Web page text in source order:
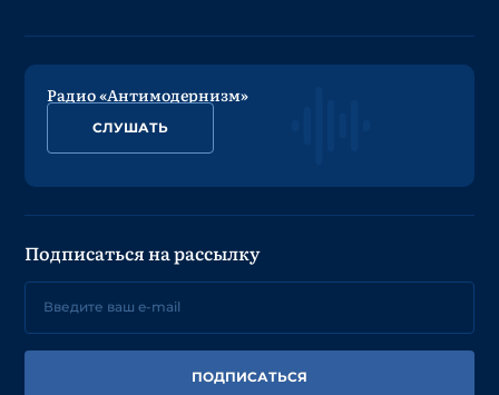
Радио «Антимодернизм»
СЛУШАТЬ
Подписаться на рассылку
ПОДПИСАТЬСЯ